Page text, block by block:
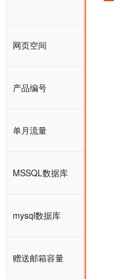
网页空间
产品编号
单月流量
MSSQL数据库
mysql数据库
赠送邮箱容量